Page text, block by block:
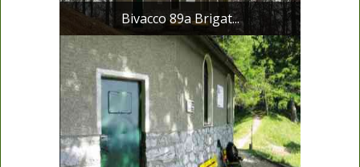
Bivacco 89a Brigat...